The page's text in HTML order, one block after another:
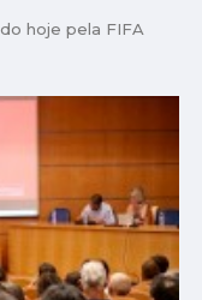
hoje pela FIFA